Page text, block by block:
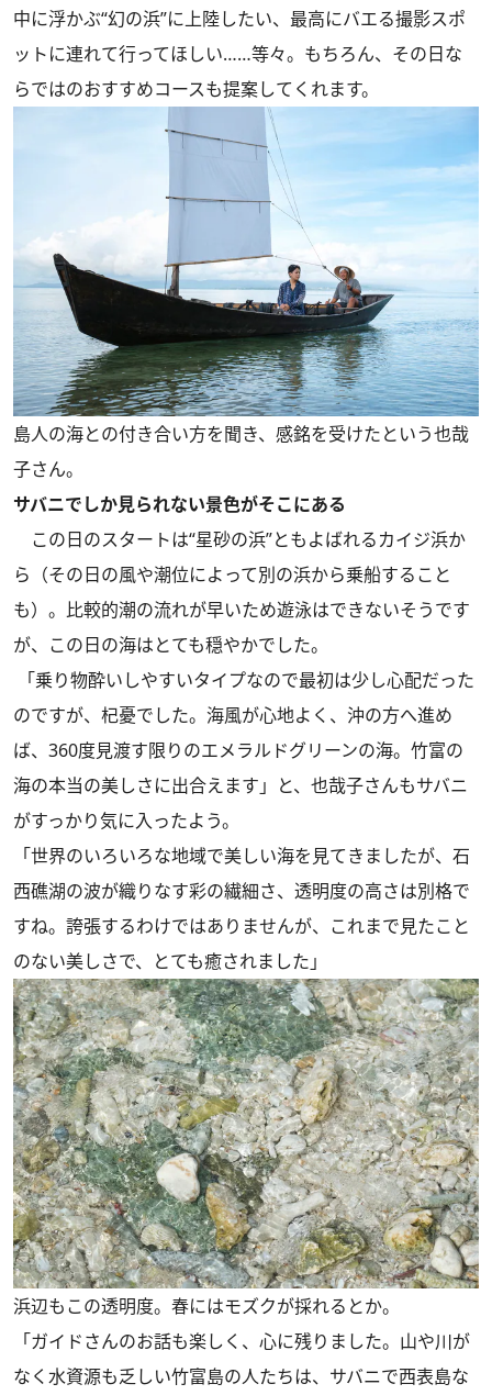
中に浮かぶ“幻の浜”に上陸したい、最高にバエる撮影スポ
ットに連れて行ってほしい……等々。もちろん、その日な
らではのおすすめコースも提案してくれます。
島人の海との付き合い方を聞き、感銘を受けたという也哉
子さん。
サバニでしか見られない景色がそこにある
この日のスタートは“星砂の浜”ともよばれるカイジ浜か
ら（その日の風や潮位によって別の浜から乗船すること
も）。比較的潮の流れが早いため遊泳はできないそうです
が、この日の海はとても穏やかでした。
「乗り物酔いしやすいタイプなので最初は少し心配だった
のですが、杞憂でした。海風が心地よく、沖の方へ進め
ば、360度見渡す限りのエメラルドグリーンの海。竹富の
海の本当の美しさに出合えます」と、也哉子さんもサバニ
がすっかり気に入ったよう。
「世界のいろいろな地域で美しい海を見てきましたが、石
西礁湖の波が織りなす彩の繊細さ、透明度の高さは別格で
すね。誇張するわけではありませんが、これまで見たこと
のない美しさで、とても癒されました」
浜辺もこの透明度。春にはモズクが採れるとか。
「ガイドさんのお話も楽しく、心に残りました。山や川が
なく水資源も乏しい竹富島の人たちは、サバニで西表島な